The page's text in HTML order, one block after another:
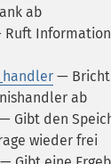
ab
—
ab
— Gibt den
wieder frei